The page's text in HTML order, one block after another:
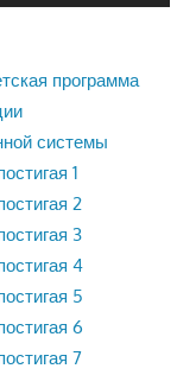
программа
системы
1
2
3
4
5
6
7